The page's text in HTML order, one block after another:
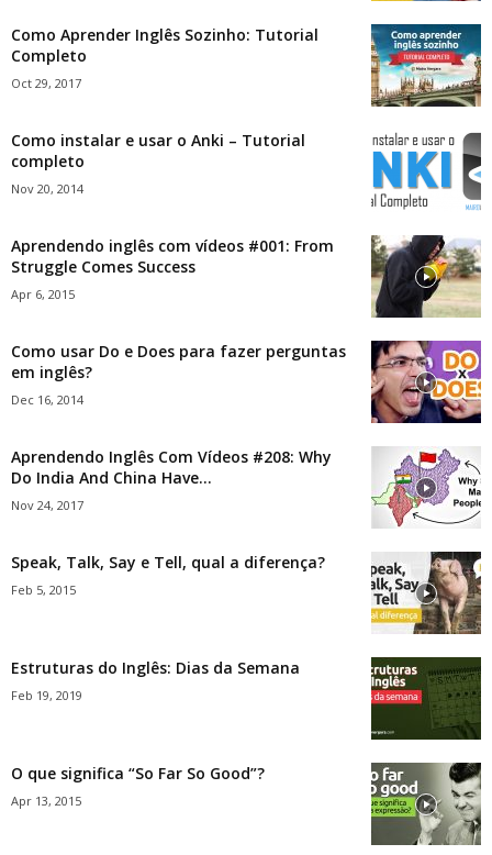
Como Aprender Inglês Sozinho: Tutorial
Completo
Oct 29, 2017
Como instalar e usar o Anki – Tutorial
completo
Nov 20, 2014
Aprendendo inglês com vídeos #001: From
Struggle Comes Success
Apr 6, 2015
Como usar Do e Does para fazer perguntas
em inglês?
Dec 16, 2014
Aprendendo Inglês Com Vídeos #208: Why
Do India And China Have...
Nov 24, 2017
Speak, Talk, Say e Tell, qual a diferença?
Feb 5, 2015
Estruturas do Inglês: Dias da Semana
Feb 19, 2019
O que significa “So Far So Good”?
Apr 13, 2015